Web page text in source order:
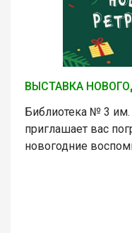
ВЫСТАВКА
Библиотека № 3
приглашает вас
новогодние